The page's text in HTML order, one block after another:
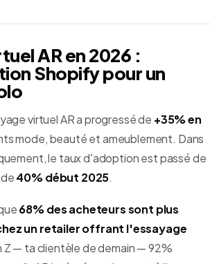
AR en 2026 :
Shopify pour un
virtuel AR a progressé de +35% en
mode, beauté et ameublement. Dans
le taux d'adoption est passé de
40% début 2025.
68% des acheteurs sont plus
un retailer offrant l'essayage
Z — ta clientèle de demain — 92%